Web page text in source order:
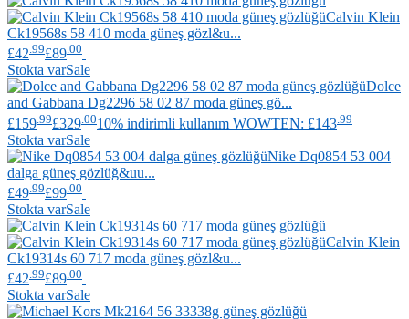
Calvin Klein
Ck19568s 58 410 moda güneş gözl&u...
£42 .99£89 .00
Stokta varSale
Dolce
and Gabbana Dg2296 58 02 87 moda güneş gö...
£159 .99£329 .0010% indirimli kullanım WOWTEN: £143 .99
Stokta varSale
Nike Dq0854 53 004
dalga güneş gözlüğ&uu...
£49 .99£99 .00
Stokta varSale
Calvin Klein
Ck19314s 60 717 moda güneş gözl&u...
£42 .99£89 .00
Stokta varSale